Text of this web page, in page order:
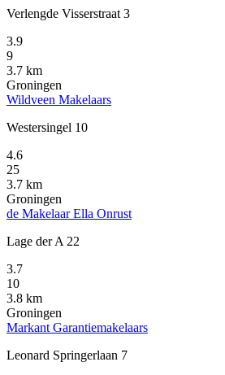
Verlengde Visserstraat 3
3.9
9
3.7 km
Groningen
Wildveen Makelaars
Westersingel 10
4.6
25
3.7 km
Groningen
de Makelaar Ella Onrust
Lage der A 22
3.7
10
3.8 km
Groningen
Markant Garantiemakelaars
Leonard Springerlaan 7